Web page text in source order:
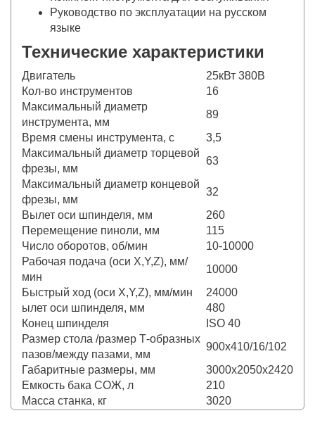
Руководство по эксплуатации на русском
языке
Технические характеристики
Двигатель
25кВт 380В
Кол-во инструментов
16
Максимальный диаметр
инструмента, мм
89
Время смены инструмента, с
3,5
Максимальный диаметр торцевой
фрезы, мм
63
Максимальный диаметр концевой
фрезы, мм
32
Вылет оси шпинделя, мм
260
Перемещение пиноли, мм
115
Число оборотов, об/мин
10-10000
Рабочая подача (оси X,Y,Z), мм/
мин
10000
Быстрый ход (оси X,Y,Z), мм/мин
24000
ылет оси шпинделя, мм
480
Конец шпинделя
ISO 40
Размер стола /размер Т-образных
пазов/между пазами, мм
900х410/16/102
Габаритные размеры, мм
3000х2050х2420
Емкость бака СОЖ, л
210
Масса станка, кг
3020